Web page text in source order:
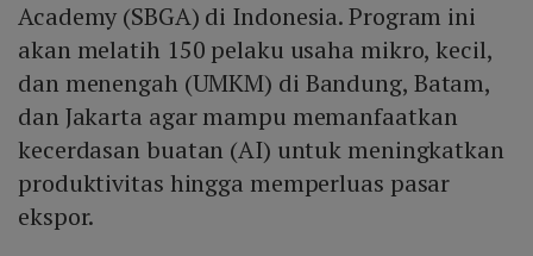
Academy (SBGA) di Indonesia. Program ini
akan melatih 150 pelaku usaha mikro, kecil,
dan menengah (UMKM) di Bandung, Batam,
dan Jakarta agar mampu memanfaatkan
kecerdasan buatan (AI) untuk meningkatkan
produktivitas hingga memperluas pasar
ekspor.